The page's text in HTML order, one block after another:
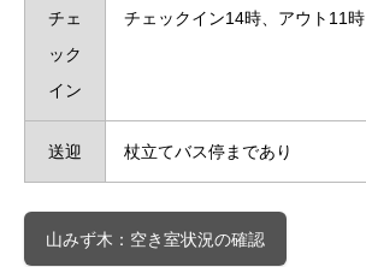
チェ
ック
イン
チェックイン14時、アウト11時
送迎 杖立てバス停まであり
山みず木：空き室状況の確認